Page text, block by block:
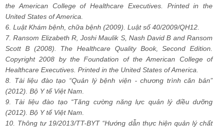
the American College of Healthcare Executives. Printed in the
United States of America.
6. Luật Khám bệnh, chữa bệnh (2009). Luật số 40/2009/QH12.
7. Ransom Elizabeth R, Joshi Maulik S, Nash David B and Ransom
Scott B (2008). The Healthcare Quality Book, Second Edition.
Copyright 2008 by the Foundation of the American College of
Healthcare Executives. Printed in the United States of America.
8. Tài liệu đào tạo “Quản lý bệnh viện - chương trình căn bản”
(2012). Bộ Y tế Việt Nam.
9. Tài liệu đào tạo “Tăng cường năng lực quản lý điều dưỡng
(2012). Bộ Y tế Việt Nam.
10. Thông tư 19/2013/TT-BYT “Hướng dẫn thực hiện quản lý chất